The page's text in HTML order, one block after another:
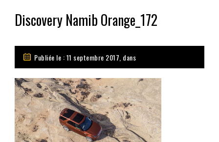
Discovery Namib Orange_172
Publiée le : 11 septembre 2017, dans